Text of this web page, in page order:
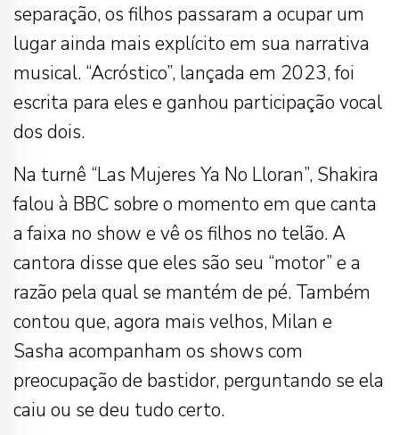
separação, os filhos passaram a ocupar um
lugar ainda mais explícito em sua narrativa
musical. “Acróstico”, lançada em 2023, foi
escrita para eles e ganhou participação vocal
dos dois.
Na turnê “Las Mujeres Ya No Lloran”, Shakira
falou à BBC sobre o momento em que canta
a faixa no show e vê os filhos no telão. A
cantora disse que eles são seu “motor” e a
razão pela qual se mantém de pé. Também
contou que, agora mais velhos, Milan e
Sasha acompanham os shows com
preocupação de bastidor, perguntando se ela
caiu ou se deu tudo certo.